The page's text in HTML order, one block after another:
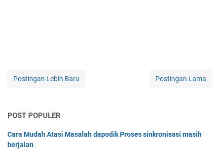
Postingan Lebih Baru Postingan Lama
POST POPULER
Cara Mudah Atasi Masalah dapodik Proses sinkronisasi masih
berjalan